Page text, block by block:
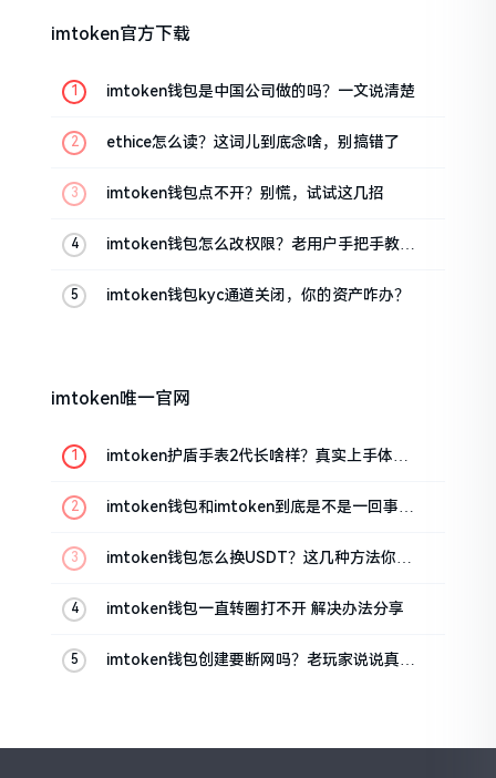
imtoken官方下载
imtoken钱包是中国公司做的吗？一文说清楚
ethice怎么读？这词儿到底念啥，别搞错了
imtoken钱包点不开？别慌，试试这几招
imtoken钱包怎么改权限？老用户手把手教你
imtoken钱包kyc通道关闭，你的资产咋办？
imtoken唯一官网
imtoken护盾手表2代长啥样？真实上手体验
imtoken钱包和imtoken到底是不是一回事？
imtoken钱包怎么换USDT？这几种方法你得
imtoken钱包一直转圈打不开 解决办法分享
imtoken钱包创建要断网吗？老玩家说说真实